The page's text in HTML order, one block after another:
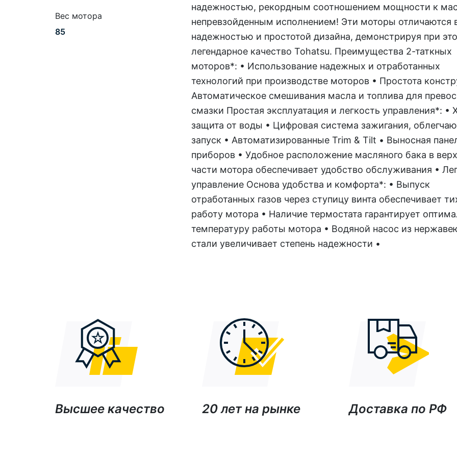
Вес мотора
85
надежностью, рекордным соотношением мощности к
непревзойденным исполнением! Эти моторы отличаются
надежностью и простотой дизайна, демонстрируя при
легендарное качество Tohatsu. Преимущества 2-таткных
моторов*: • Использование надежных и отработанных
технологий при производстве моторов • Простота
Автоматическое смешивания масла и топлива для
смазки Простая эксплуатация и легкость управления*: •
защита от воды • Цифровая система зажигания,
запуск • Автоматизированные Trim & Tilt • Выносная
приборов • Удобное расположение масляного бака в
части мотора обеспечивает удобство обслуживания •
управление Основа удобства и комфорта*: • Выпуск
отработанных газов через ступицу винта обеспечивает
работу мотора • Наличие термостата гарантирует
температуру работы мотора • Водяной насос из
стали увеличивает степень надежности •
Высшее качество 20 лет на рынке Доставка по РФ